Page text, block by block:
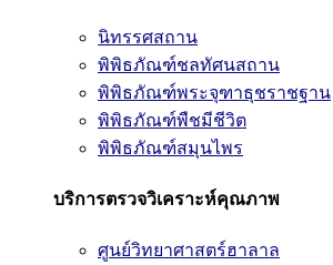
นิทรรศสถาน
พิพิธภัณฑ์ชลทัศนสถาน
พิพิธภัณฑ์พระจุฑาธุชราชฐาน
พิพิธภัณฑ์พืชมีชีวิต
พิพิธภัณฑ์สมุนไพร
บริการตรวจวิเคราะห์คุณภาพ
ศูนย์วิทยาศาสตร์ฮาลาล